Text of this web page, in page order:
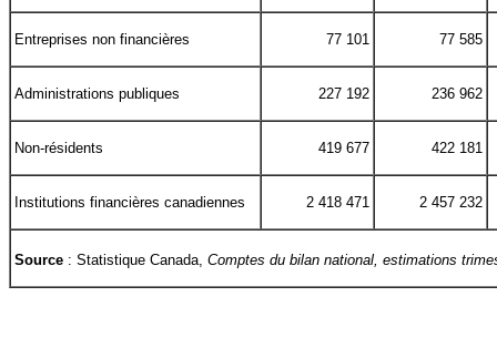
Source : Statistique Canada, Comptes du bilan national, estimations
Entreprises non financières 77 101 77 585
Administrations publiques 227 192 236 962
Non-résidents 419 677 422 181
Institutions financières canadiennes 2 418 471 2 457 232